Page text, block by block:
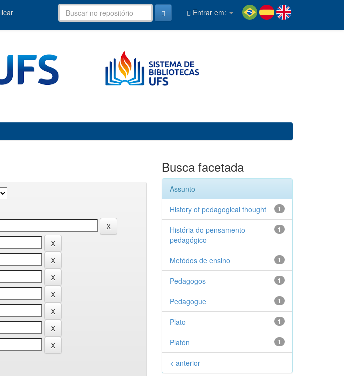
Entrar em:
Busca facetada
Assunto
1
History of pedagogical thought
1
História do pensamento
pedagógico
1
Metódos de ensino
1
Pedagogos
1
Pedagogue
1
Plato
1
Platón
< anterior